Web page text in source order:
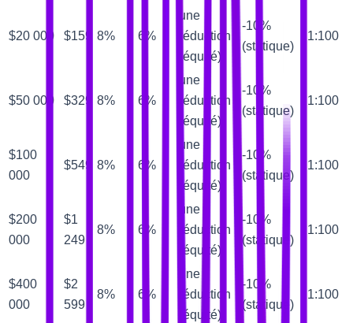
$20 000 $159 8% 6%
une
réduction
(équité)
-10%
(statique)
1:100
$50 000 $329 8% 6%
une
réduction
(équité)
-10%
(statique)
1:100
$100
000
$549 8% 6%
une
réduction
(équité)
-10%
(statique)
1:100
$200
000
$1
249
8% 6%
une
réduction
(équité)
-10%
(statique)
1:100
$400
000
$2
599
8% 6%
une
réduction
(équité)
-10%
(statique)
1:100